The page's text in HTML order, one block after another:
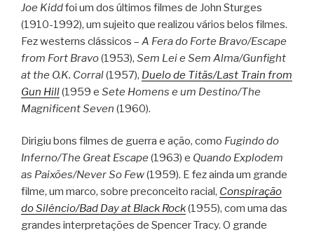
Joe Kiddfoi um dos últimos filmes de John Sturges
(1910-1992), um sujeito que realizou vários belos filmes.
Fez westerns clássicos – A Fera do Forte Bravo/Escape
from Fort Bravo(1953), Sem Lei e Sem Alma/Gunfight
at the O.K. Corral(1957), Duelo de Titãs/Last Train from
Gun Hill(1959 e Sete Homens e um Destino/The
Magnificent Seven (1960).
Dirigiu bons filmes de guerra e ação, como Fugindo do
Inferno/The Great Escape (1963) e Quando Explodem
as Paixões/Never So Few(1959). E fez ainda um grande
filme, um marco, sobre preconceito racial, Conspiração
do Silêncio/Bad Day at Black Rock(1955), com uma das
grandes interpretações de Spencer Tracy. O grande